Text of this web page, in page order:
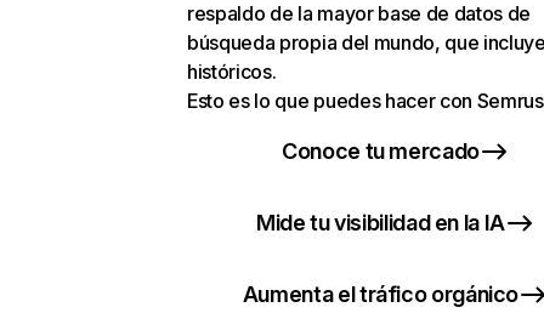
respaldo de la mayor base de datos de
búsqueda propia del mundo, que
históricos.
Esto es lo que puedes hacer con
Conoce tu mercado
Mide tu visibilidad en la IA
Aumenta el tráfico orgánico